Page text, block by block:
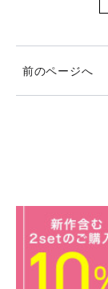
前のページへ